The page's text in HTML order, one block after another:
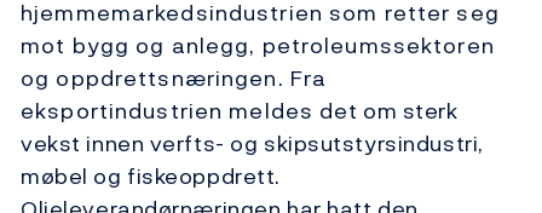
hjemmemarkedsindustrien som retter seg
mot bygg og anlegg, petroleumssektoren
og oppdrettsnæringen. Fra
eksportindustrien meldes det om sterk
vekst innen verfts- og skipsutstyrsindustri,
møbel og fiskeoppdrett.